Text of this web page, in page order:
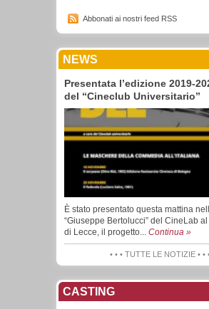
Abbonati ai nostri feed RSS
NEWS
Presentata l’edizione 2019-
del “Cineclub Universitario”
È stato presentato questa mattina
“Giuseppe Bertolucci” del CineLab
di Lecce, il progetto... Continua »
• • • TUTTE LE NOTIZIE • •
CASTING